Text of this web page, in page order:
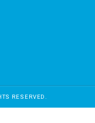
RESERVED.